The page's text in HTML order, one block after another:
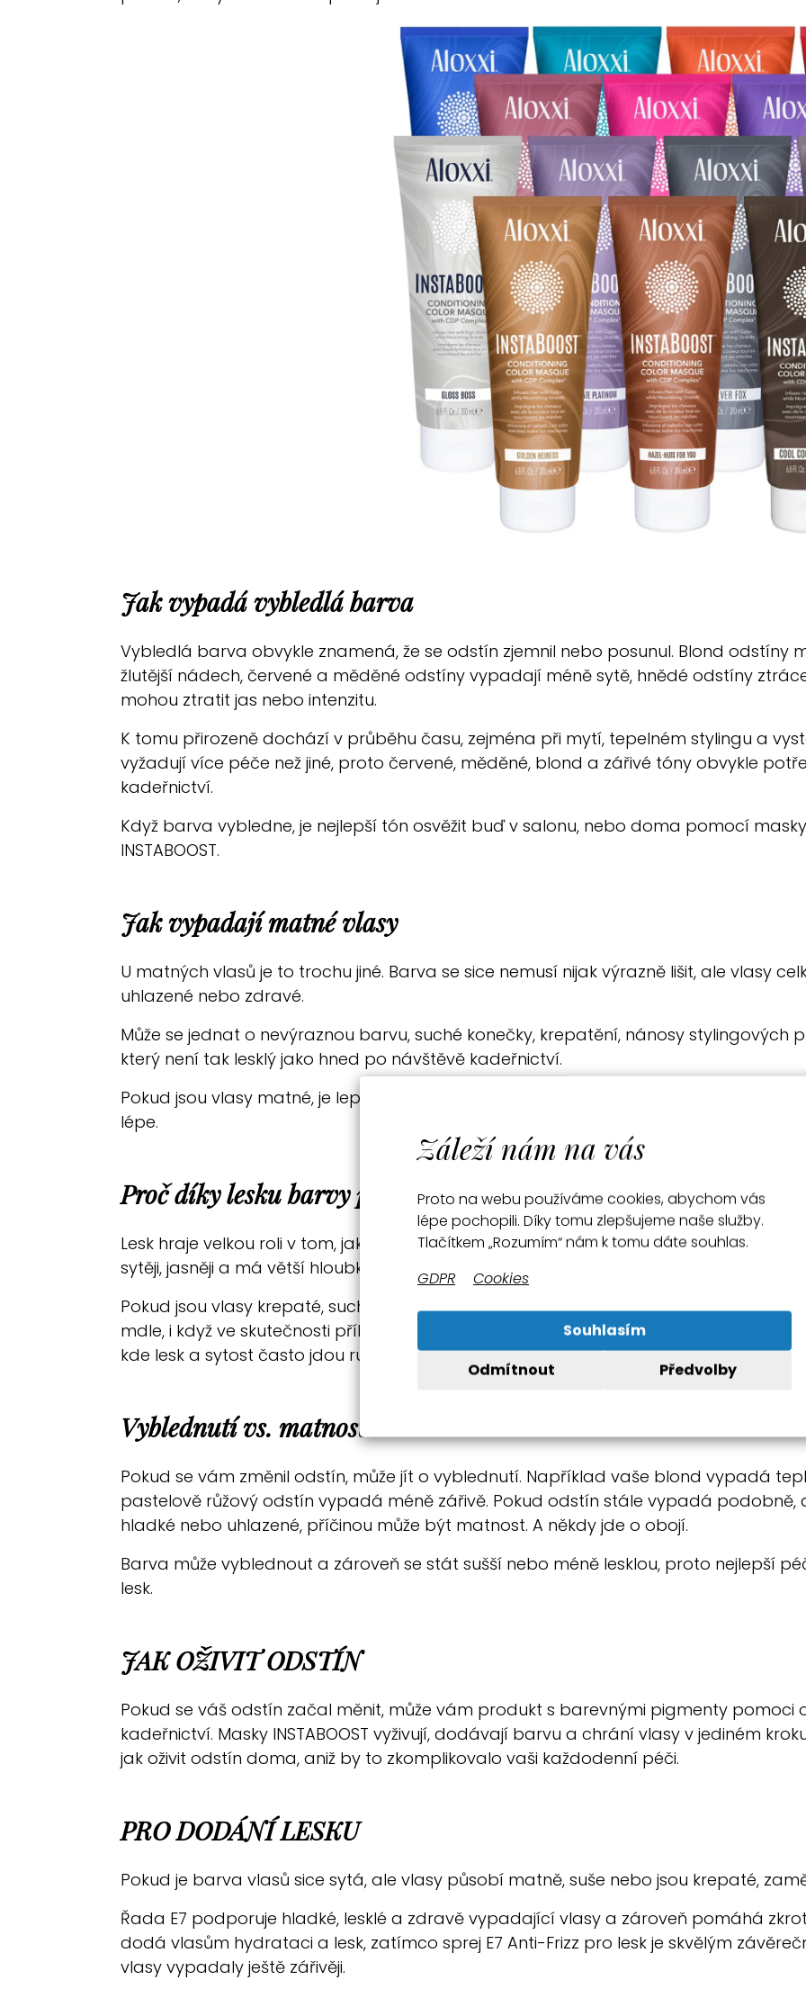
Jak vypadá vybledlá barva
Vybledlá barva obvykle znamená, že se odstín zjemnil nebo posunul. Blond odstíny
žlutější nádech, červené a měděné odstíny vypadají méně sytě, hnědé odstíny
mohou ztratit jas nebo intenzitu.
K tomu přirozeně dochází v průběhu času, zejména při mytí, tepelném stylingu a
vyžadují více péče než jiné, proto červené, měděné, blond a zářivé tóny obvykle
kadeřnictví.
Když barva vybledne, je nejlepší tón osvěžit buď v salonu, nebo doma pomocí
INSTABOOST.
Jak vypadají matné vlasy
U matných vlasů je to trochu jiné. Barva se sice nemusí nijak výrazně lišit, ale vlasy
uhlazené nebo zdravé.
Může se jednat o nevýraznou barvu, suché konečky, krepatění, nánosy stylingových
který není tak lesklý jako hned po návštěvě kadeřnictví.
Pokud jsou vlasy matné, je lepší je oživit tím, že se zaměříte na lesk, hebkost a
lépe.
Proč díky lesku barvy působí svěžeji
Lesk hraje velkou roli v tom, jak je barva vnímána. Je-li povrch vlasů hladký, lépe
sytěji, jasněji a má větší hloubku.
Pokud jsou vlasy krepaté, suché nebo drsné, světlo se neodráží tak rovnoměrně,
mdle, i když ve skutečnosti příliš nevybledla. To je patrné zejména u brunetek,
kde lesk a sytost často jdou ruku v ruce.
Vyblednutí vs. matnost
Pokud se vám změnil odstín, může jít o vyblednutí. Například vaše blond vypadá
pastelově růžový odstín vypadá méně zářivě. Pokud odstín stále vypadá podobně,
hladké nebo uhlazené, příčinou může být matnost. A někdy jde o obojí.
Barva může vyblednout a zároveň se stát sušší nebo méně lesklou, proto nejlepší
lesk.
JAK OŽIVIT ODSTÍN
Pokud se váš odstín začal měnit, může vám produkt s barevnými pigmenty pomoci
kadeřnictví. Masky INSTABOOST vyživují, dodávají barvu a chrání vlasy v jediném
jak oživit odstín doma, aniž by to zkomplikovalo vaši každodenní péči.
PRO DODÁNÍ LESKU
Pokud je barva vlasů sice sytá, ale vlasy působí matně, suše nebo jsou krepaté,
Řada E7 podporuje hladké, lesklé a zdravě vypadající vlasy a zároveň pomáhá
dodá vlasům hydrataci a lesk, zatímco sprej E7 Anti-Frizz pro lesk je skvělým
vlasy vypadaly ještě zářivěji.
Záleží nám na vás
Proto na webu používáme cookies, abychom vás
lépe pochopili. Díky tomu zlepšujeme naše služby.
Tlačítkem „Rozumím“ nám k tomu dáte souhlas.
GDPR
Cookies
Souhlasím
Odmítnout
Předvolby